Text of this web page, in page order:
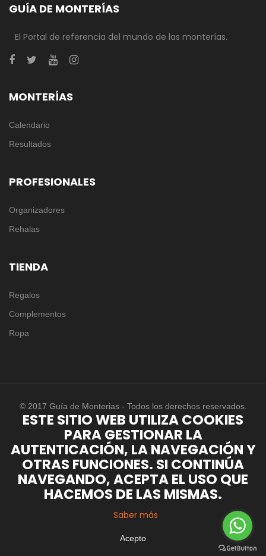
GUÍA DE MONTERÍAS
El Portal de referencia del mundo de las monterías.
MONTERÍAS
Calendario
Resultados
PROFESIONALES
Organizadores
Rehalas
TIENDA
Regalos
Complementos
Ropa
© 2017 Guía de Monterias - Todos los derechos reservados.
ESTE SITIO WEB UTILIZA COOKIES
PARA GESTIONAR LA
AUTENTICACIÓN, LA NAVEGACIÓN Y
OTRAS FUNCIONES. SI CONTINÚA
NAVEGANDO, ACEPTA EL USO QUE
HACEMOS DE LAS MISMAS.
Saber más
Acepto